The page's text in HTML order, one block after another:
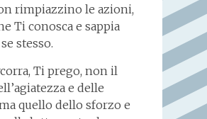
rimpiazzino le azioni,
Ti conosca e sappia
stesso.
Ti prego, non il
e delle
quello dello sforzo e